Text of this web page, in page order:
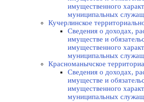
имущественного
муниципальных
Кучерлинское
Сведения о доходах,
имуществе и
имущественного
муниципальных
Красноманычское
Сведения о доходах,
имуществе и
имущественного
муниципальных